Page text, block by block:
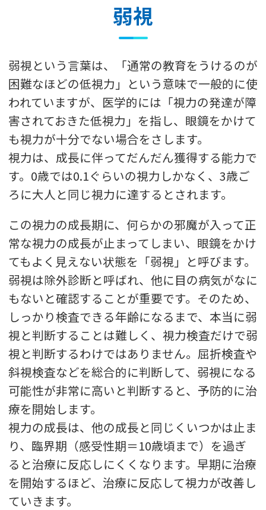
弱視
弱視という言葉は、「通常の教育をうけるのが
困難なほどの低視力」という意味で一般的に使
われていますが、医学的には「視力の発達が障
害されておきた低視力」を指し、眼鏡をかけて
も視力が十分でない場合をさします。
視力は、成長に伴ってだんだん獲得する能力で
す。0歳では0.1ぐらいの視力しかなく、3歳ご
ろに大人と同じ視力に達するとされます。
この視力の成長期に、何らかの邪魔が入って正
常な視力の成長が止まってしまい、眼鏡をかけ
てもよく見えない状態を「弱視」と呼びます。
弱視は除外診断と呼ばれ、他に目の病気がなに
もないと確認することが重要です。そのため、
しっかり検査できる年齢になるまで、本当に弱
視と判断することは難しく、視力検査だけで弱
視と判断するわけではありません。屈折検査や
斜視検査などを総合的に判断して、弱視になる
可能性が非常に高いと判断すると、予防的に治
療を開始します。
視力の成長は、他の成長と同じくいつかは止ま
り、臨界期（感受性期＝10歳頃まで）を過ぎ
ると治療に反応しにくくなります。早期に治療
を開始するほど、治療に反応して視力が改善し
ていきます。